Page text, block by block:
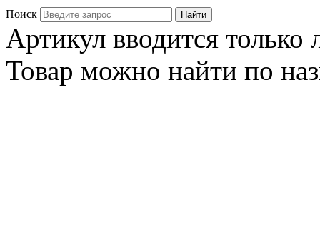
Поиск
Артикул вводится
Товар можно найти по